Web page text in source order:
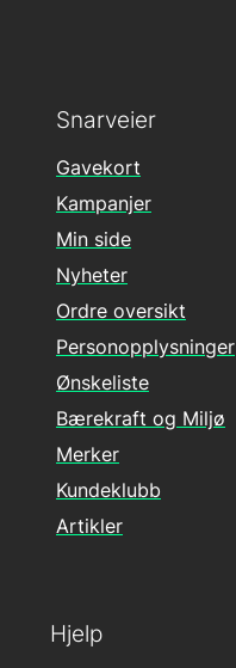
Hjelp
Snarveier
Gavekort
Kampanjer
Min side
Nyheter
Ordre oversikt
Personopplysninger
Ønskeliste
Bærekraft og Miljø
Merker
Kundeklubb
Artikler